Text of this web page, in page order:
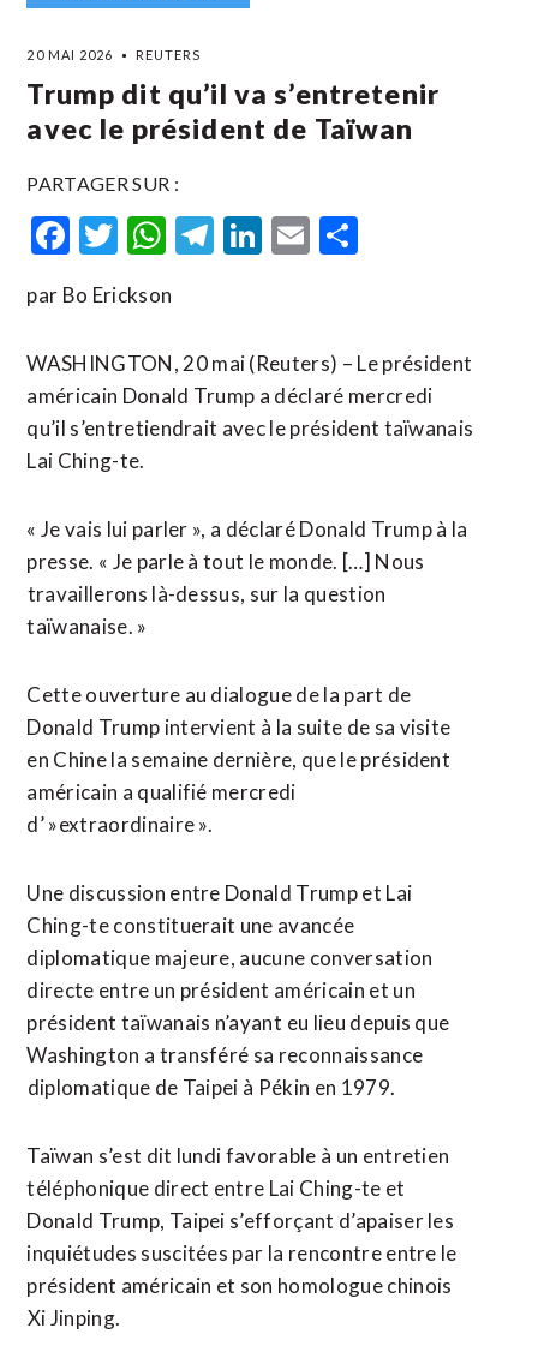
20 MAI 2026 REUTERS
Trump dit qu’il va s’entretenir
avec le président de Taïwan
PARTAGER SUR :
Facebook
Twitter
WhatsApp
Telegram
LinkedIn
Email
par Bo Erickson
WASHINGTON, 20 mai (Reuters) – Le président
américain Donald Trump a déclaré mercredi
qu’il s’entretiendrait avec le président taïwanais
Lai Ching-te.
« Je vais lui parler », a déclaré Donald Trump à ​la
‌presse. « Je parle à tout le ​monde. […] Nous
⁠travaillerons là-dessus, sur la question
taïwanaise. »
Cette ouverture au ‌dialogue de ‌la part de
Donald Trump intervient à la suite de sa visite
en Chine la semaine dernière, que ​le président
américain a qualifié mercredi
d’ »extraordinaire ».
Une discussion entre Donald Trump et Lai
Ching-te constituerait une avancée
diplomatique majeure, aucune conversation
directe entre un président américain et un
président taïwanais n’ayant ⁠eu lieu depuis que
Washington a transféré sa reconnaissance
⁠diplomatique de Taipei à Pékin en 1979.
Taïwan s’est dit lundi favorable à un entretien
téléphonique direct entre Lai Ching-te et
Donald Trump, Taipei s’efforçant d’apaiser les
inquiétudes suscitées par ⁠la rencontre ‌entre le
président américain et son homologue chinois
⁠Xi Jinping.